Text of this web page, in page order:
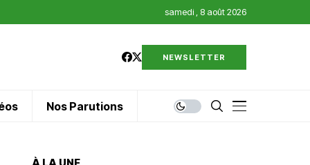
samedi , 8 août 2026
NEWSLETTER
Nos Parutions